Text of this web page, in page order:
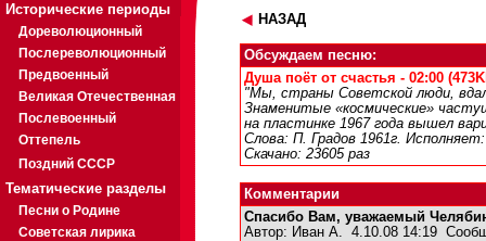
Исторические периоды
Дореволюционный
Послереволюционный
Предвоенный
Великая Отечественная
Послевоенный
Оттепель
Поздний СССР
Тематические разделы
Песни о Родине
Советская лирика
НАЗАД
Обсуждаем песню:
Душа поёт от счастья - 02:00
"Мы, страны Советской люди,
Знаменитые «космические»
на пластинке 1967 года вышел
Слова: П. Градов 1961г.
Скачано: 23605 раз
Комментарии
Спасибо Вам, уважаемый
Автор: Иван А. 4.10.08 14:19